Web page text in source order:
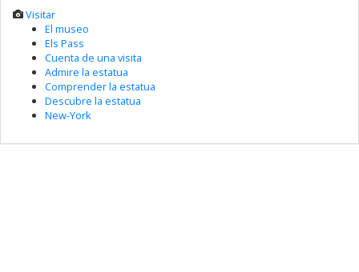
Visitar
El museo
Els Pass
Cuenta de una visita
Admire la estatua
Comprender la estatua
Descubre la estatua
New-York